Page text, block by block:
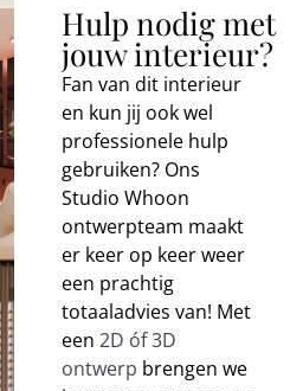
Hulp nodig met
jouw interieur?
Fan van dit interieur
en kun jij ook wel
professionele hulp
gebruiken? Ons
Studio Whoon
ontwerpteam maakt
er keer op keer weer
een prachtig
totaaladvies van! Met
een 2D óf 3D
ontwerp brengen we